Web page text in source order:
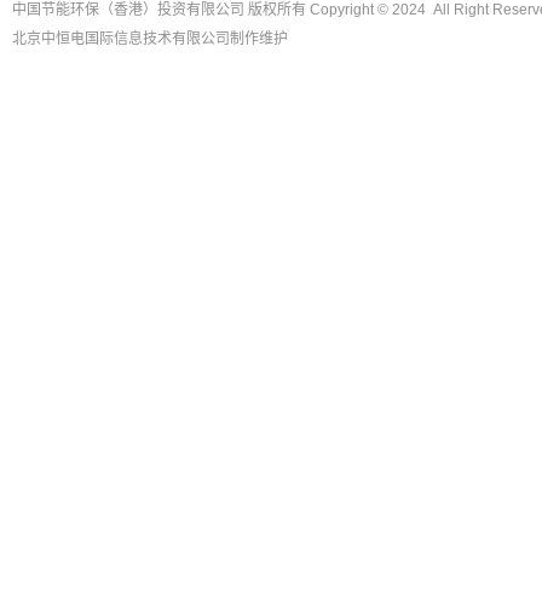
中国节能环保（香港）投资有限公司 版权所有 Copyright © 2024 All Right
北京中恒电国际信息技术有限公司 制作维护